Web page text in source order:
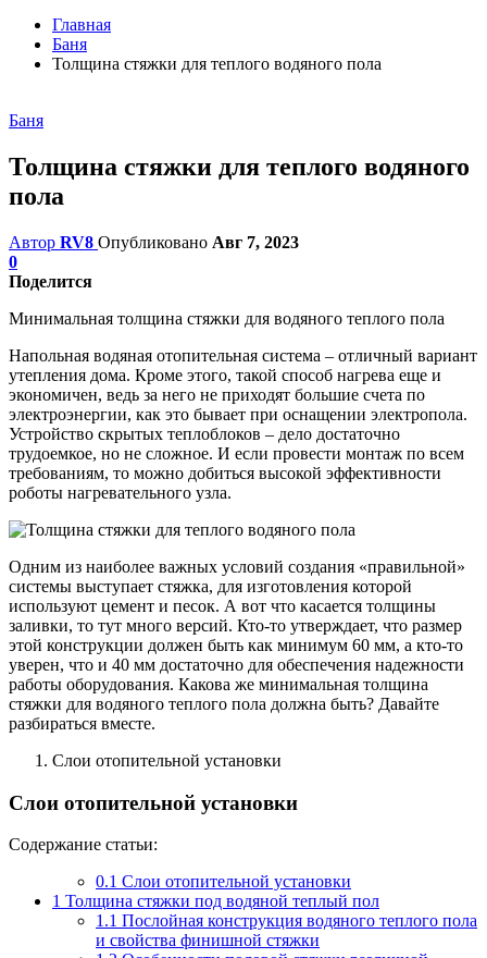
Главная
Баня
Толщина стяжки для теплого водяного пола
Баня
Толщина стяжки для теплого водяного
пола
Автор RV8 Опубликовано Авг 7, 2023
0
Поделится
Минимальная толщина стяжки для водяного теплого пола
Напольная водяная отопительная система – отличный вариант
утепления дома. Кроме этого, такой способ нагрева еще и
экономичен, ведь за него не приходят большие счета по
электроэнергии, как это бывает при оснащении электропола.
Устройство скрытых теплоблоков – дело достаточно
трудоемкое, но не сложное. И если провести монтаж по всем
требованиям, то можно добиться высокой эффективности
роботы нагревательного узла.
Одним из наиболее важных условий создания «правильной»
системы выступает стяжка, для изготовления которой
используют цемент и песок. А вот что касается толщины
заливки, то тут много версий. Кто-то утверждает, что размер
этой конструкции должен быть как минимум 60 мм, а кто-то
уверен, что и 40 мм достаточно для обеспечения надежности
работы оборудования. Какова же минимальная толщина
стяжки для водяного теплого пола должна быть? Давайте
разбираться вместе.
Слои отопительной установки
Слои отопительной установки
Содержание статьи:
0.1 Слои отопительной установки
1 Толщина стяжки под водяной теплый пол
1.1 Послойная конструкция водяного теплого пола
и свойства финишной стяжки